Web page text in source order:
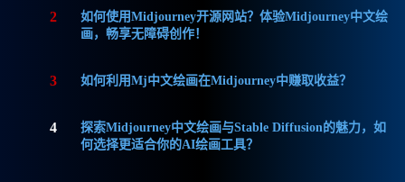
2
如何使用Midjourney开源网站？体验Midjourney中文绘
画，畅享无障碍创作！
3 如何利用Mj中文绘画在Midjourney中赚取收益？
4
探索Midjourney中文绘画与Stable Diffusion的魅力，如
何选择更适合你的AI绘画工具？